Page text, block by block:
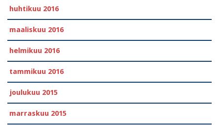
huhtikuu 2016
maaliskuu 2016
helmikuu 2016
tammikuu 2016
joulukuu 2015
marraskuu 2015